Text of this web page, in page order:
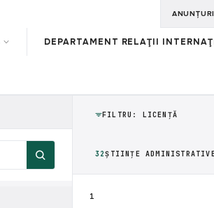
ANUNȚURI
DEPARTAMENT RELAŢII
FILTRU: LICENȚĂ
32ȘTIINȚE
1